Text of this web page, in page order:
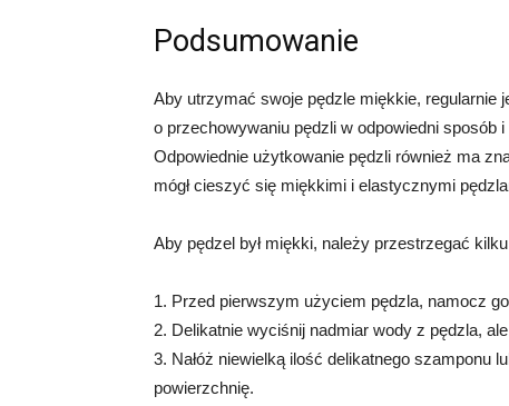
Podsumowanie
Aby utrzymać swoje pędzle miękkie, regularnie
o przechowywaniu pędzli w odpowiedni sposób
Odpowiednie użytkowanie pędzli również ma
mógł cieszyć się miękkimi i elastycznymi
Aby pędzel był miękki, należy przestrzegać
1. Przed pierwszym użyciem pędzla, namocz
2. Delikatnie wyciśnij nadmiar wody z pędzla,
3. Nałóż niewielką ilość delikatnego szamponu
powierzchnię.